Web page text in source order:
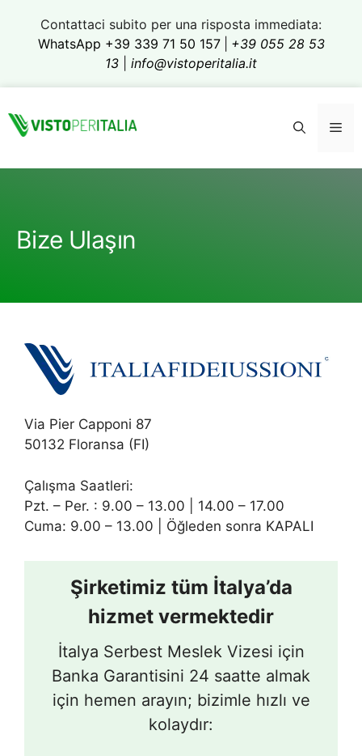
Contattaci subito per una risposta immediata:
WhatsApp +39 339 71 50 157
+39 055 28 53
13
info@vistoperitalia.it
Bize Ulaşın
Via Pier Capponi 87
50132 Floransa (FI)
Çalışma Saatleri:
Pzt. – Per. : 9.00 – 13.00 | 14.00 – 17.00
Cuma: 9.00 – 13.00 | Öğleden sonra KAPALI
Şirketimiz tüm İtalya’da
hizmet vermektedir
İtalya Serbest Meslek Vizesi için
Banka Garantisini 24 saatte almak
için hemen arayın; bizimle hızlı ve
kolaydır: